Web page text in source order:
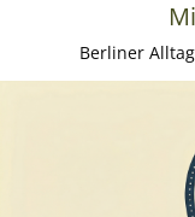
Berliner